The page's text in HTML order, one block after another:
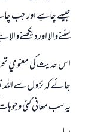
جيسے چاہے اور جب
سننےوالا
اس حديث كي معنوي
جائے كہ نزول سےاللہ
يہ سب معاني كئي